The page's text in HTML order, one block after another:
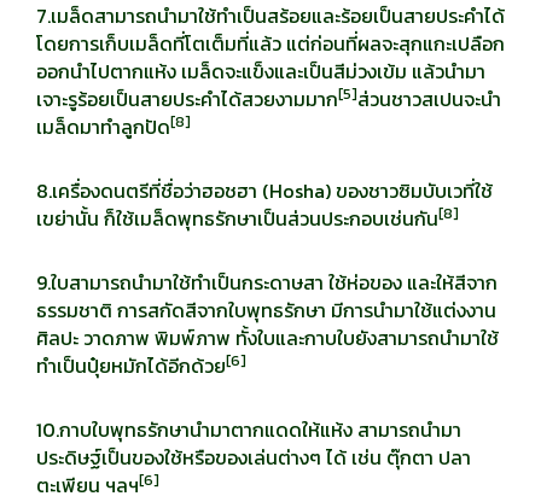
7.เมล็ดสามารถนำมาใช้ทำเป็นสร้อยและร้อยเป็นสายประคำได้
โดยการเก็บเมล็ดที่โตเต็มที่แล้ว แต่ก่อนที่ผลจะสุกแกะเปลือก
ออกนำไปตากแห้ง เมล็ดจะแข็งและเป็นสีม่วงเข้ม แล้วนำมา
เจาะรูร้อยเป็นสายประคำได้สวยงามมาก[5]ส่วนชาวสเปนจะนำ
เมล็ดมาทำลูกปัด[8]
8.เครื่องดนตรีที่ชื่อว่าฮอชฮา (Hosha) ของชาวซิมบับเวที่ใช้
เขย่านั้น ก็ใช้เมล็ดพุทธรักษาเป็นส่วนประกอบเช่นกัน[8]
9.ใบสามารถนำมาใช้ทำเป็นกระดาษสา ใช้ห่อของ และให้สีจาก
ธรรมชาติ การสกัดสีจากใบพุทธรักษา มีการนำมาใช้แต่งงาน
ศิลปะ วาดภาพ พิมพ์ภาพ ทั้งใบและกาบใบยังสามารถนำมาใช้
ทำเป็นปุ๋ยหมักได้อีกด้วย[6]
10.กาบใบพุทธรักษานำมาตากแดดให้แห้ง สามารถนำมา
ประดิษฐ์เป็นของใช้หรือของเล่นต่างๆ ได้ เช่น ตุ๊กตา ปลา
ตะเพียน ฯลฯ[6]